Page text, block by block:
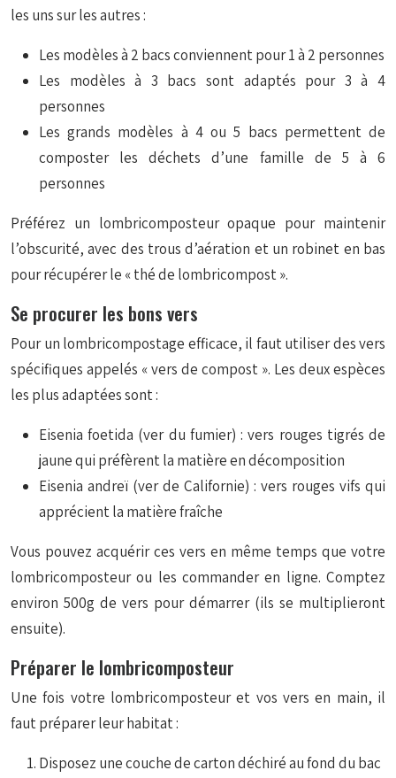
les uns sur les autres :
Les modèles à 2 bacs conviennent pour 1 à 2 personnes
Les modèles à 3 bacs sont adaptés pour 3 à 4
personnes
Les grands modèles à 4 ou 5 bacs permettent de
composter les déchets d’une famille de 5 à 6
personnes
Préférez un lombricomposteur opaque pour maintenir
l’obscurité, avec des trous d’aération et un robinet en bas
pour récupérer le « thé de lombricompost ».
Se procurer les bons vers
Pour un lombricompostage efficace, il faut utiliser des vers
spécifiques appelés « vers de compost ». Les deux espèces
les plus adaptées sont :
Eisenia foetida (ver du fumier) : vers rouges tigrés de
jaune qui préfèrent la matière en décomposition
Eisenia andreï (ver de Californie) : vers rouges vifs qui
apprécient la matière fraîche
Vous pouvez acquérir ces vers en même temps que votre
lombricomposteur ou les commander en ligne. Comptez
environ 500g de vers pour démarrer (ils se multiplieront
ensuite).
Préparer le lombricomposteur
Une fois votre lombricomposteur et vos vers en main, il
faut préparer leur habitat :
Disposez une couche de carton déchiré au fond du bac